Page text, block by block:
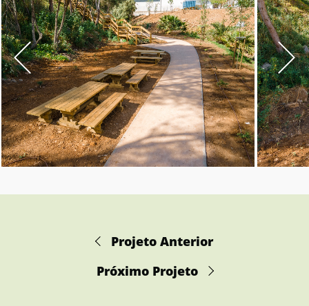
Projeto Anterior
Próximo Projeto